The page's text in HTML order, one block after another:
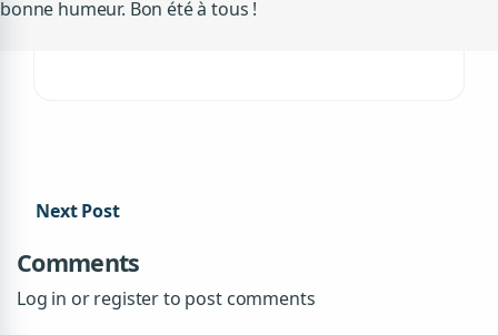
bonne humeur. Bon été à tous !
Next Post
Comments
Log in or register to post comments